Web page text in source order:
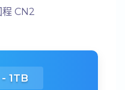
程 CN2
- 1TB